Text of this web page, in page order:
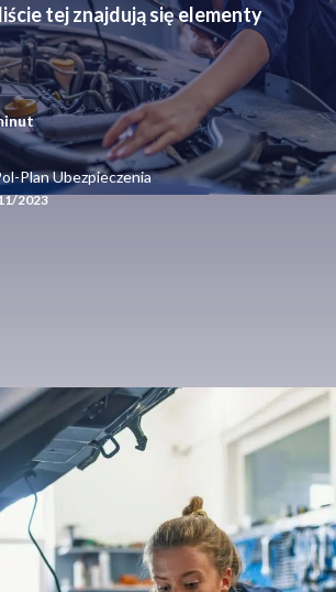
tej znajdują się elementy
Plan Ubezpieczenia
2023